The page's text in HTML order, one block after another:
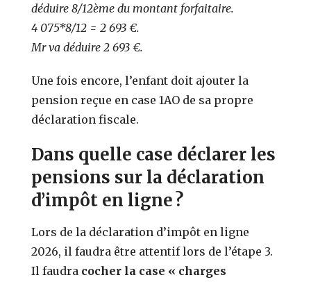
déduire 8/12ème du montant forfaitaire.
4 075*8/12 = 2 693 €.
Mr va déduire 2 693 €.
Une fois encore, l’enfant doit ajouter la
pension reçue en case 1AO de sa propre
déclaration fiscale.
Dans quelle case déclarer les
pensions sur la déclaration
d’impôt en ligne ?
Lors de la déclaration d’impôt en ligne
2026, il faudra être attentif lors de l’étape 3.
Il faudra cocher la case « charges